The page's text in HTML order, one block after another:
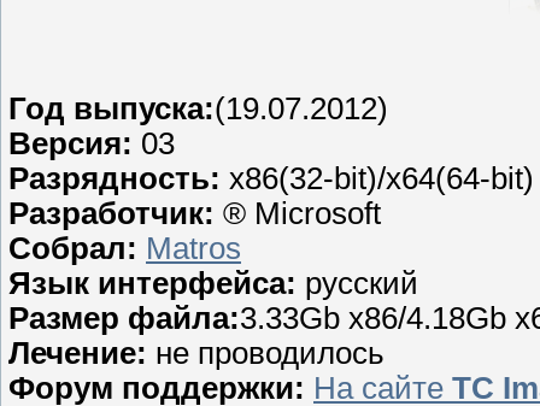
Год выпуска:(19.07.2012)
Версия: 03
Разрядность: x86(32-bit)/x64(64-bit)
Разработчик: ® Microsoft
Собрал: Matros
Язык интерфейса: русский
Размер файла:3.33Gb x86/4.18Gb
Лечение: не проводилось
Форум поддержки: На сайте TC